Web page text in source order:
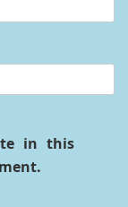
in this